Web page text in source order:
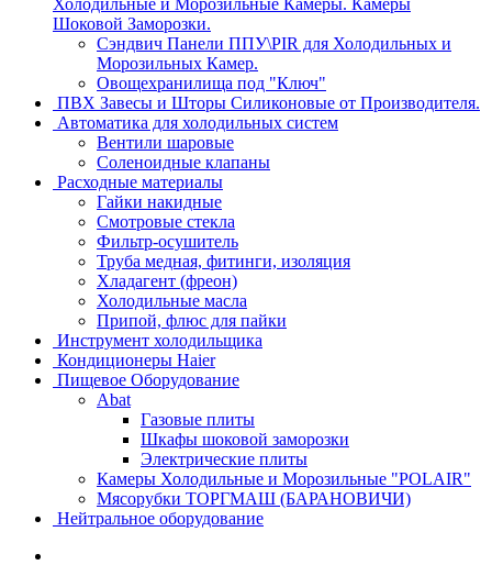
Холодильные и Морозильные Камеры. Камеры
Шоковой Заморозки.
Сэндвич Панели ППУ\PIR для Холодильных и
Морозильных Камер.
Овощехранилища под "Ключ"
ПВХ Завесы и Шторы Силиконовые от Производителя.
Автоматика для холодильных систем
Вентили шаровые
Соленоидные клапаны
Расходные материалы
Гайки накидные
Смотровые стекла
Фильтр-осушитель
Труба медная, фитинги, изоляция
Хладагент (фреон)
Холодильные масла
Припой, флюс для пайки
Инструмент холодильщика
Кондиционеры Haier
Пищевое Оборудование
Abat
Газовые плиты
Шкафы шоковой заморозки
Электрические плиты
Камеры Холодильные и Морозильные "POLAIR"
Мясорубки ТОРГМАШ (БАРАНОВИЧИ)
Нейтральное оборудование